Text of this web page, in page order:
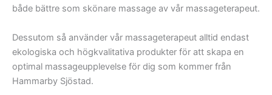
både bättre som skönare massage av vår massageterapeut.
Dessutom så använder vår massageterapeut alltid endast
ekologiska och högkvalitativa produkter för att skapa en
optimal massageupplevelse för dig som kommer från
Hammarby Sjöstad.